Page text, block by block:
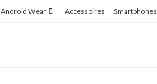
Android Wear Accessoires Smartphones